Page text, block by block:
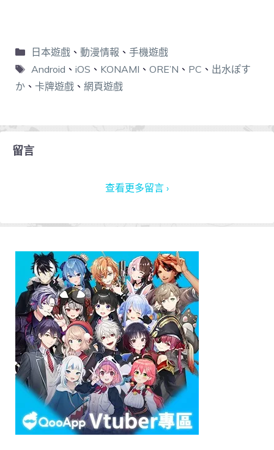
日本遊戲、 動漫情報 、 手機遊戲
Android 、 iOS 、 KONAMI 、 ORE’N 、 PC 、 出水ぽす
か 、 卡牌遊戲 、 網頁遊戲
留言
查看更多留言 ›